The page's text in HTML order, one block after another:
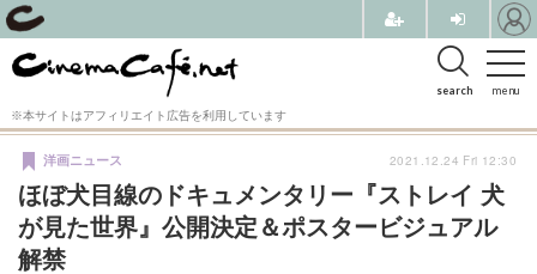
menu
search
※本サイトはアフィリエイト広告を利用しています
ほぼ犬目線のドキュメンタリー『ストレイ 犬
が見た世界』公開決定＆ポスタービジュアル
解禁
洋画ニュース 2021.12.24 Fri 12:30